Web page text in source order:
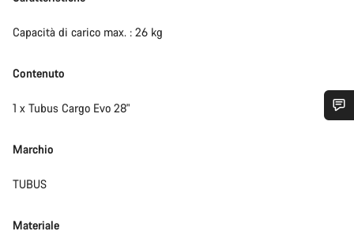
Capacità di carico max. : 26 kg
Contenuto
1 x Tubus Cargo Evo 28"
Marchio
TUBUS
Materiale
I nostri consulenti esperti sono a tua disposizione.